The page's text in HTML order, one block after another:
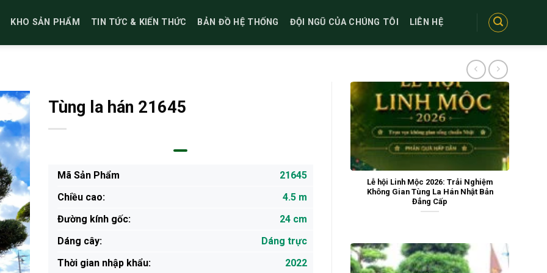
KHO SẢN PHẨM TIN TỨC & KIẾN THỨC BẢN ĐỒ HỆ THỐNG ĐỘI NGŨ CỦA CHÚNG TÔI LIÊN HỆ
Lễ hội Linh Mộc 2026: Trải Nghiệm
Không Gian Tùng La Hán Nhật Bản
Đẳng Cấp
Tùng la hán 21645
Mã Sản Phẩm
21645
Chiều cao:
4.5 m
Đường kính gốc:
24 cm
Dáng cây:
Dáng trực
Thời gian nhập khẩu:
2022